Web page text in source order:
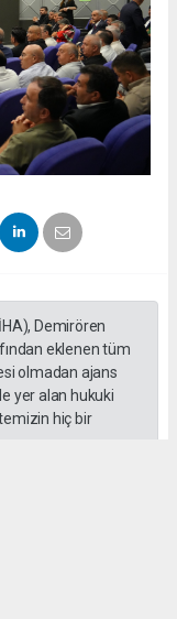
Demirören
eklenen tüm
olmadan ajans
yer alan hukuki
hiç bir